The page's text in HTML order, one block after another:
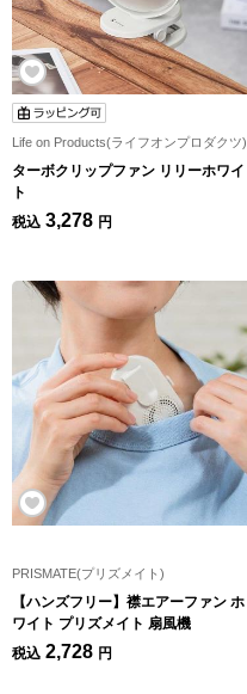
Life on Products(ライフオンプロダクツ)
ターボクリップファン リリーホワイ
ト
税込 3,278 円
PRISMATE(プリズメイト)
【ハンズフリー】襟エアーファン ホ
ワイト プリズメイト 扇風機
税込 2,728 円